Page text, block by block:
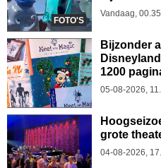
FOTO'S
Vandaag,
Bijzonder
1200
05-08-2026,
grote
04-08-2026,